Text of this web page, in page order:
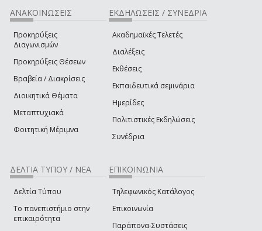
ΑΝΑΚΟΙΝΩΣΕΙΣ
Προκηρύξεις
Διαγωνισμών
Προκηρύξεις Θέσεων
Βραβεία / Διακρίσεις
Διοικητικά Θέματα
Μεταπτυχιακά
Φοιτητική Μέριμνα
ΕΚΔΗΛΩΣΕΙΣ / ΣΥΝΕΔΡΙΑ
Ακαδημαϊκές Τελετές
Διαλέξεις
Εκθέσεις
Εκπαιδευτικά σεμινάρια
Ημερίδες
Πολιτιστικές Εκδηλώσεις
Συνέδρια
ΔΕΛΤΙΑ ΤΥΠΟΥ / ΝΕΑ
Δελτία Τύπου
Το πανεπιστήμιο στην
επικαιρότητα
ΕΠΙΚΟΙΝΩΝΙΑ
Τηλεφωνικός Κατάλογος
Επικοινωνία
Παράπονα-Συστάσεις